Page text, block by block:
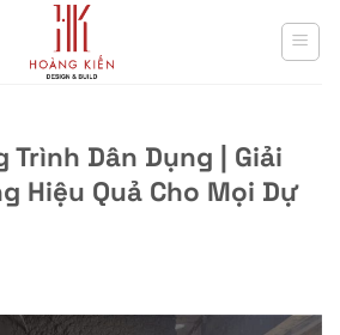
Trình Dân Dụng | Giải
Hiệu Quả Cho Mọi Dự